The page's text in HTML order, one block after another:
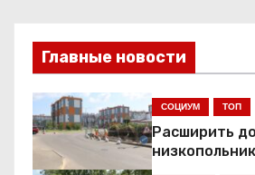
и
г
а
ц
Главные новости
СОЦИУМ ТОП
Расширить